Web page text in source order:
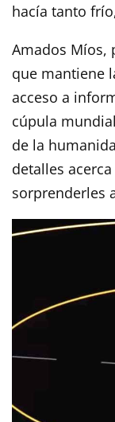
hacía tanto
Amados Míos,
que mantiene
acceso a
cúpula
de la
detalles
sorprenderles